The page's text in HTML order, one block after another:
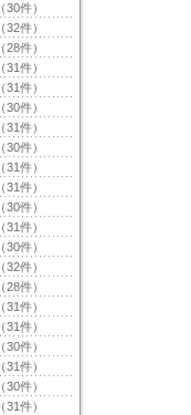
（30件）
（32件）
（28件）
（31件）
（31件）
（30件）
（31件）
（30件）
（31件）
（31件）
（30件）
（31件）
（30件）
（32件）
（28件）
（31件）
（31件）
（30件）
（31件）
（30件）
（31件）